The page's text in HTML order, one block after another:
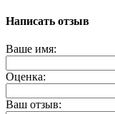
Написать отзыв
Ваше имя:
Оценка:
Ваш отзыв: